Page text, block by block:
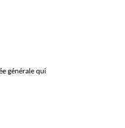
générale qui